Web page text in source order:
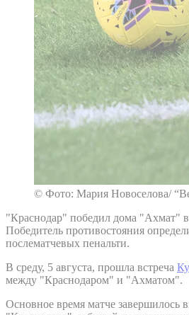
© Фото: Мария Новоселова/
"Краснодар" победил дома "Ахмат"
Победитель противостояния
послематчевых пенальти.
В среду, 5 августа, прошла встреча
между "Краснодаром" и "Ахматом".
Основное время матче завершилось